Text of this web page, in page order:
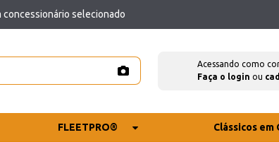
concessionário selecionado
Acessando como
Faça o login ou
FLEETPRO® Clássicos